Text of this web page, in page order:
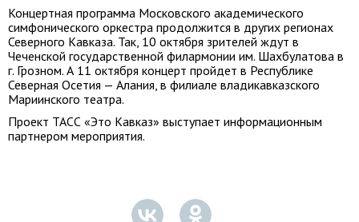
Концертная программа Московского академического
симфонического оркестра продолжится в других регионах
Северного Кавказа. Так, 10 октября зрителей ждут в
Чеченской государственной филармонии им. Шахбулатова в
г. Грозном. А 11 октября концерт пройдет в Республике
Северная Осетия — Алания, в филиале владикавказского
Мариинского театра.
Проект ТАСС «Это Кавказ» выступает информационным
партнером мероприятия.